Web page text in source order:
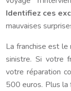
Identifiez ces
mauvaises
La franchise est le
sinistre. Si votre
votre réparation
500 euros. Plus